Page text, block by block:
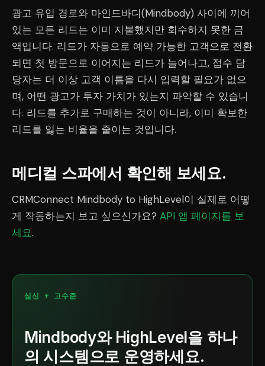
광고 유입 경로와 마인드바디(Mindbody) 사이에 끼어
있는 모든 리드는 이미 지불했지만 회수하지 못한 금
액입니다. 리드가 자동으로 예약 가능한 고객으로 전환
되면 첫 방문으로 이어지는 리드가 늘어나고, 접수 담
당자는 더 이상 고객 이름을 다시 입력할 필요가 없으
며, 어떤 광고가 투자 가치가 있는지 파악할 수 있습니
다. 리드를 추가로 구매하는 것이 아니라, 이미 확보한
리드를 잃는 비율을 줄이는 것입니다.
메디컬 스파에서 확인해 보세요.
CRMConnect Mindbody to HighLevel이 실제로 어떻
게 작동하는지 보고 싶으신가요? API 앱 페이지를 보
세요.
심신 + 고수준
Mindbody와 HighLevel을 하나
의 시스템으로 운영하세요.